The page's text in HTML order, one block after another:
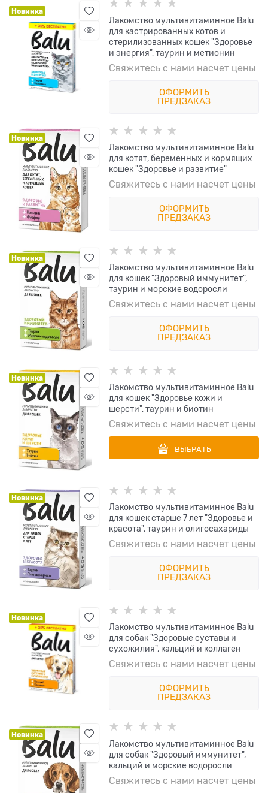
Новинка
Лакомство мультивитаминное Balu
для кастрированных котов и
стерилизованных кошек "Здоровье
и энергия", таурин и метионин
Свяжитесь с нами насчет цены
ОФОРМИТЬ
ПРЕДЗАКАЗ
Новинка
Лакомство мультивитаминное Balu
для котят, беременных и кормящих
кошек "Здоровье и развитие"
Свяжитесь с нами насчет цены
ОФОРМИТЬ
ПРЕДЗАКАЗ
Новинка
Лакомство мультивитаминное Balu
для кошек "Здоровый иммунитет",
таурин и морские водоросли
Свяжитесь с нами насчет цены
ОФОРМИТЬ
ПРЕДЗАКАЗ
Новинка
Лакомство мультивитаминное Balu
для кошек "Здоровье кожи и
шерсти", таурин и биотин
Свяжитесь с нами насчет цены
ВЫБРАТЬ
Новинка
Лакомство мультивитаминное Balu
для кошек старше 7 лет "Здоровье и
красота", таурин и олигосахариды
Свяжитесь с нами насчет цены
ОФОРМИТЬ
ПРЕДЗАКАЗ
Новинка
Лакомство мультивитаминное Balu
для собак "Здоровые суставы и
сухожилия", кальций и коллаген
Свяжитесь с нами насчет цены
ОФОРМИТЬ
ПРЕДЗАКАЗ
Новинка
Лакомство мультивитаминное Balu
для собак "Здоровый иммунитет",
кальций и морские водоросли
Свяжитесь с нами насчет цены